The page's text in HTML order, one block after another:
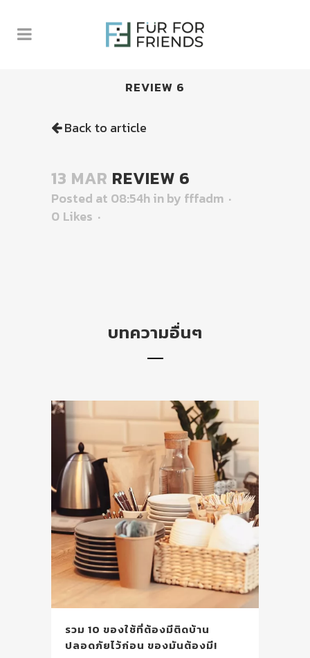
REVIEW 6
Back to article
13 MAR REVIEW 6
Posted at 08:54hinby fffadm
0 Likes
บทความอื่นๆ
รวม 10 ของใช้ที่ต้องมีติดบ้าน
ปลอดภัยไว้ก่อน ของมันต้องมี!